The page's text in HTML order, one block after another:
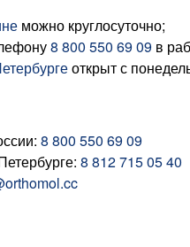
можно круглосуточно;
8 800 550 69 09 в
открыт с
8 800 550 69 09
8 812 715 05 40